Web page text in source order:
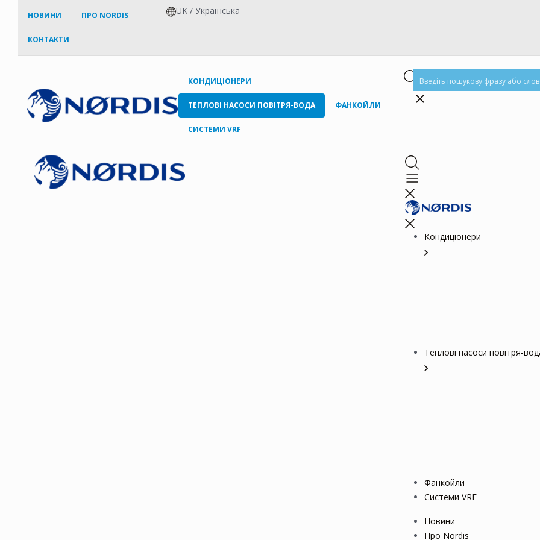
НОВИНИ ПРО NORDIS
КОНТАКТИ
UK / Українська
КОНДИЦІОНЕРИ
ТЕПЛОВІ НАСОСИ ПОВІТРЯ-ВОДА ФАНКОЙЛИ
СИСТЕМИ VRF
Кондиціонери
Теплові насоси повітря-
Фанкойли
Системи VRF
Новини
Про Nordis